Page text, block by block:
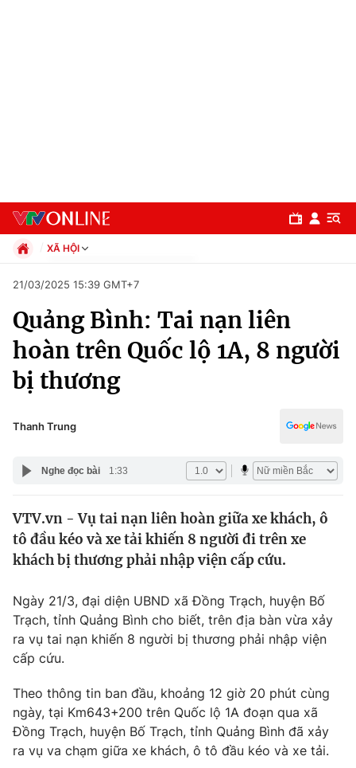
Chuyên mục
Chính trị
Thế giới
Thế giới đó đây
Câu chuyện quốc tế
Kinh tế
Tài chính
Thị trường
Góc doanh nghiệp
Dữ liệu và đời sống
Truyền hình
Phim VTV
Hậu trường
Giải trí
XÃ HỘI
Xã hội
Pháp luật
Kinh tế
Thể thao
Truyền hình
Văn hóa - Giải trí
Đời sống
Giáo dục
21/03/2025 15:39 GMT+7
Quảng Bình: Tai nạn liên
hoàn trên Quốc lộ 1A, 8 người
bị thương
Thanh Trung
Nghe đọc bài 1:33
VTV.vn - Vụ tai nạn liên hoàn giữa xe khách, ô
tô đầu kéo và xe tải khiến 8 người đi trên xe
khách bị thương phải nhập viện cấp cứu.
Ngày 21/3, đại diện UBND xã Đồng Trạch, huyện Bố
Trạch, tỉnh Quảng Bình cho biết, trên địa bàn vừa xảy
ra vụ tai nạn khiến 8 người bị thương phải nhập viện
cấp cứu.
Theo thông tin ban đầu, khoảng 12 giờ 20 phút cùng
ngày, tại Km643+200 trên Quốc lộ 1A đoạn qua xã
Đồng Trạch, huyện Bố Trạch, tỉnh Quảng Bình đã xảy
ra vụ va chạm giữa xe khách, ô tô đầu kéo và xe tải.